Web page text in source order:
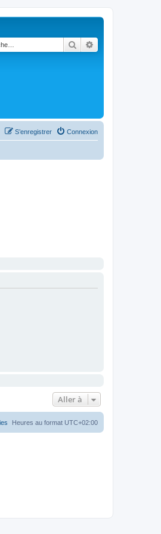
Rechercher
Connexion
S’enregistrer
Aller à
Heures au format UTC+02:00